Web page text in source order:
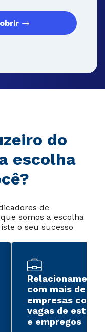
do
escolha
de
somos a escolha
o seu sucesso
Relacionamento
com mais de 2
empresas com
vagas de estágio
e empregos